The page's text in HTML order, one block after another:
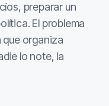
preparar un
El problema
que organiza
lo note, la